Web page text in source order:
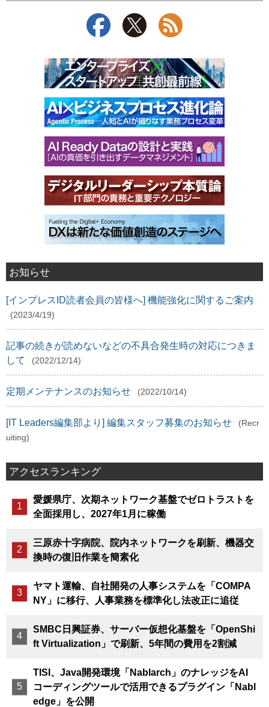
お知らせ
[インプレスID読者会員の皆様へ] 機能強化に関するご案内
(2023/4/19)
記事の続きが読めないなどの不具合発生時の対応につきま
して
(2022/12/14)
定期メンテナンスのお知らせ (2022/10/14)
[IT Leaders編集部より] 編集スタッフ募集のお知らせ
(Recr
uiting)
アクセスランキング
愛媛県庁、次期ネットワーク基盤でゼロトラストを
全面採用し、2027年1月に稼働
三原赤十字病院、院内ネットワークを刷新、機器交
換時の復旧作業を簡素化
ヤマト運輸、自社開発の人事システムを「COMPA
NY」に移行、人事業務を標準化し法改正に追従
SMBC日興証券、サーバー仮想化基盤を「OpenShi
ft Virtualization」で刷新、5年間の費用を2割減
TISI、Java開発環境「Nablarch」のナレッジをAI
コーディングツールで活用できるプラグイン「Nabl
edge」を公開